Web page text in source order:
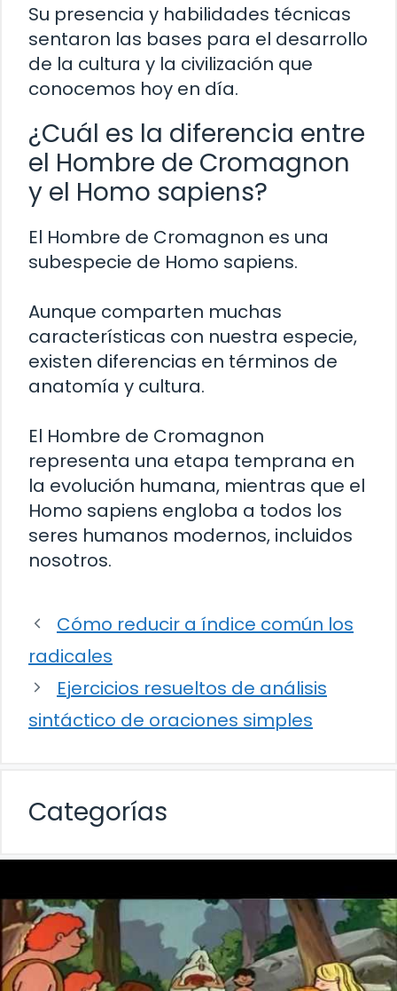
Su presencia y habilidades técnicas
sentaron las bases para el desarrollo
de la cultura y la civilización que
conocemos hoy en día.
¿Cuál es la diferencia entre
el Hombre de Cromagnon
y el Homo sapiens?
El Hombre de Cromagnon es una
subespecie de Homo sapiens.
Aunque comparten muchas
características con nuestra especie,
existen diferencias en términos de
anatomía y cultura.
El Hombre de Cromagnon
representa una etapa temprana en
la evolución humana, mientras que el
Homo sapiens engloba a todos los
seres humanos modernos, incluidos
nosotros.
Cómo reducir a índice común los
radicales
Ejercicios resueltos de análisis
sintáctico de oraciones simples
Categorías